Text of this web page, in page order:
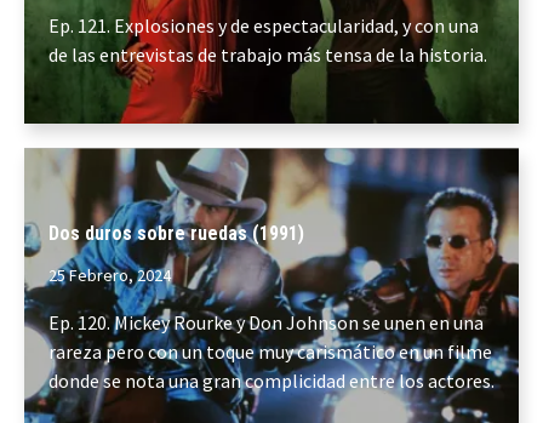
Ep. 121. Explosiones y de espectacularidad, y con una
de las entrevistas de trabajo más tensa de la historia.
Dos duros sobre ruedas (1991)
25 Febrero, 2024
Ep. 120. Mickey Rourke y Don Johnson se unen en una
rareza pero con un toque muy carismático en un filme
donde se nota una gran complicidad entre los actores.